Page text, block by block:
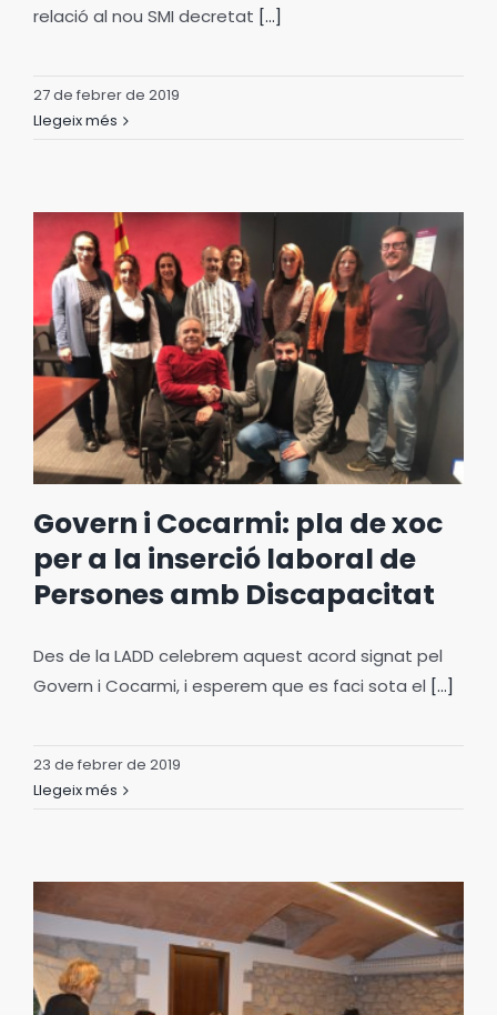
relació al nou SMI decretat [...]
27 de febrer de 2019
Llegeix més
Govern i Cocarmi: pla de xoc
per a la inserció laboral de
Persones amb Discapacitat
Des de la LADD celebrem aquest acord signat pel
Govern i Cocarmi, i esperem que es faci sota el [...]
23 de febrer de 2019
Llegeix més